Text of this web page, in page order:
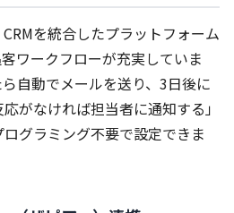
を統合したプラットフォーム
ワークフローが充実していま
自動でメールを送り、3日後に
がなければ担当者に通知する」
グラミング不要で設定できま